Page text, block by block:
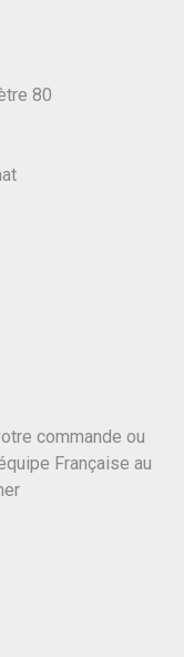
80
commande ou
Française au